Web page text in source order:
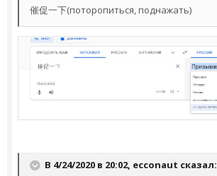
催促一下(поторопиться, поднажать)
В 4/24/2020 в 20:02, ecconaut сказал: